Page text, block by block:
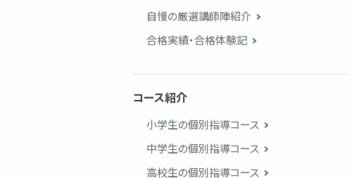
自慢の厳選講師陣紹介
合格実績・合格体験記
コース紹介
小学生の個別指導コース
中学生の個別指導コース
高校生の個別指導コース